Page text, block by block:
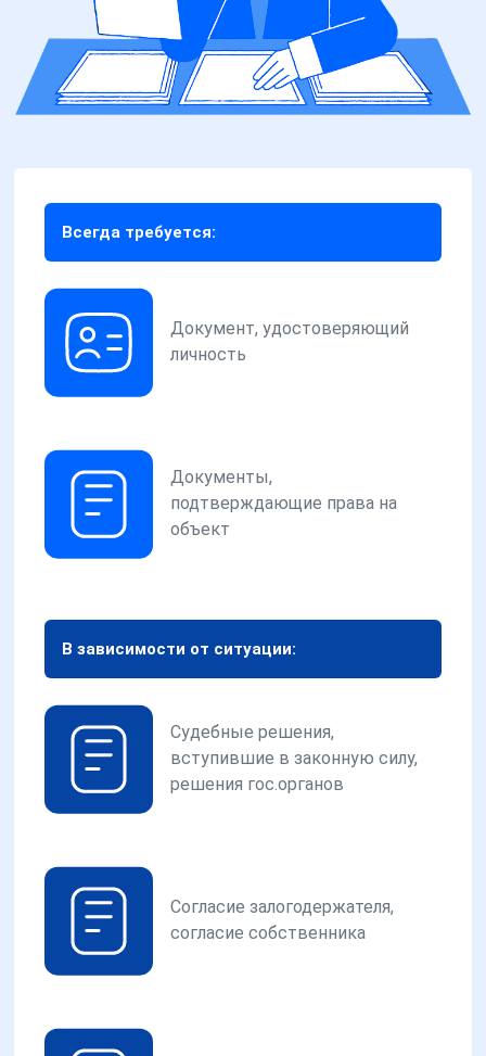
Всегда требуется:
Документ, удостоверяющий
личность
Документы,
подтверждающие права на
объект
В зависимости от ситуации:
Судебные решения,
вступившие в законную силу,
решения гос.органов
Согласие залогодержателя,
согласие собственника